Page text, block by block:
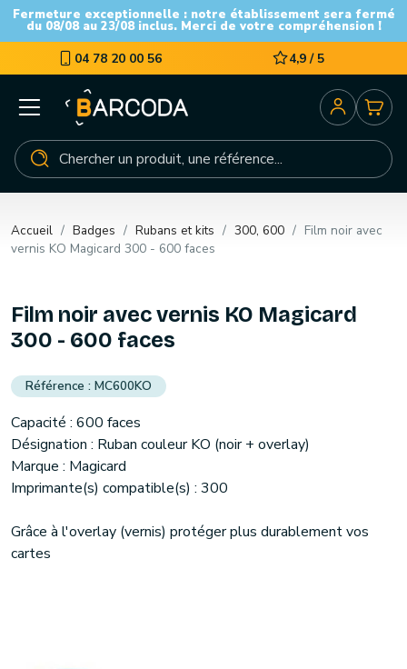
Fermeture exceptionnelle : notre établissement sera fermé
du 08/08 au 23/08 inclus. Merci de votre compréhension !
04 78 20 00 56 4,9 / 5
Accueil Badges Rubans et kits 300, 600
Film noir avec
vernis KO Magicard 300 - 600 faces
Film noir avec vernis KO Magicard
300 - 600 faces
MC600KO
Capacité : 600 faces
Désignation : Ruban couleur KO (noir + overlay)
Marque : Magicard
Imprimante(s) compatible(s) : 300
Grâce à l'overlay (vernis) protéger plus durablement vos
cartes